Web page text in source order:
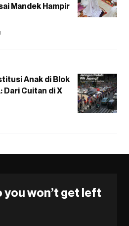
Mandek Hampir
Anak di Blok
Dari Cuitan di X
you won’t get left